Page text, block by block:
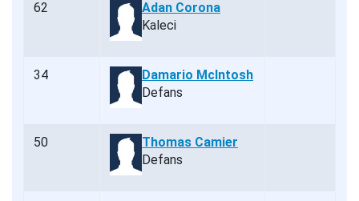
62
Adan Corona
Kaleci
34
Damario McIntosh
Defans
50
Thomas Camier
Defans